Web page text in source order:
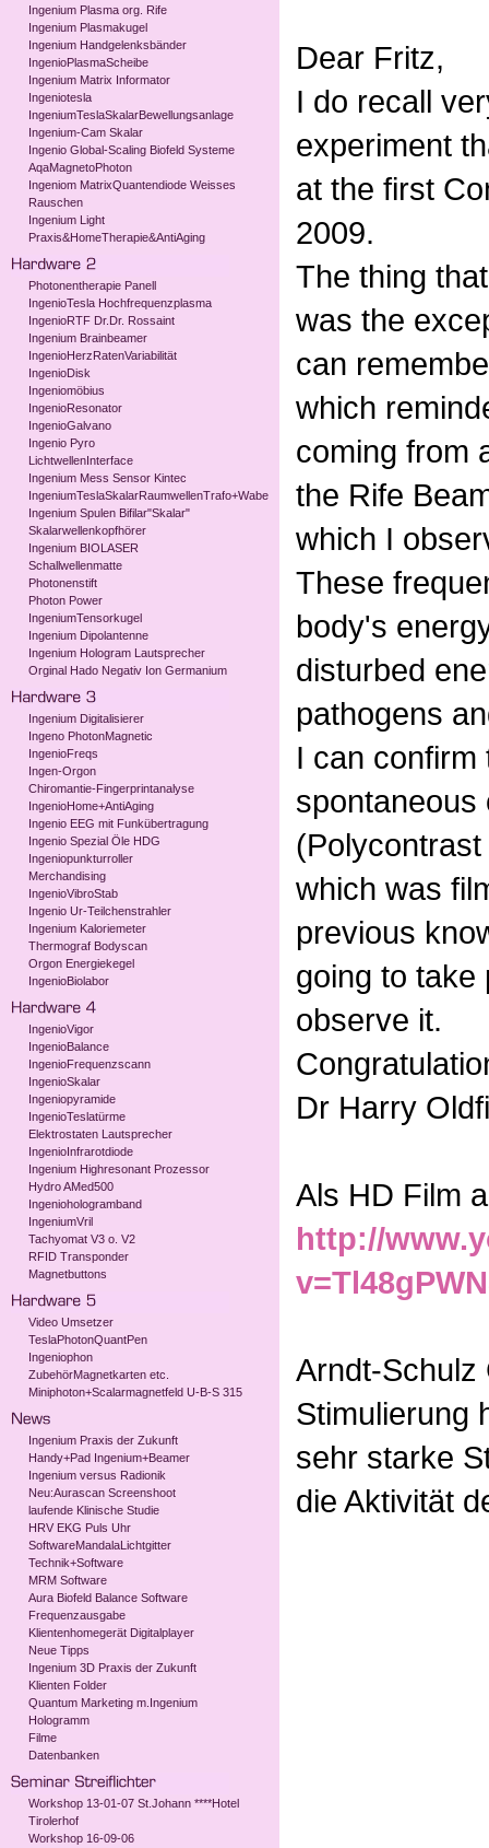
Ingenium Plasma org. Rife
Ingenium Plasmakugel
Ingenium Handgelenksbänder
IngenioPlasmaScheibe
Ingenium Matrix Informator
Ingeniotesla
IngeniumTeslaSkalarBewellungsanlage
Ingenium-Cam Skalar
Ingenio Global-Scaling Biofeld Systeme
AqaMagnetoPhoton
Ingeniom MatrixQuantendiode Weisses
Rauschen
Ingenium Light
Praxis&HomeTherapie&AntiAging
Photonentherapie Panell
IngenioTesla Hochfrequenzplasma
IngenioRTF Dr.Dr. Rossaint
Ingenium Brainbeamer
IngenioHerzRatenVariabilität
IngenioDisk
Ingeniomöbius
IngenioResonator
IngenioGalvano
Ingenio Pyro
LichtwellenInterface
Ingenium Mess Sensor Kintec
IngeniumTeslaSkalarRaumwellenTrafo+Wabe
Ingenium Spulen Bifilar"Skalar"
Skalarwellenkopfhörer
Ingenium BIOLASER
Schallwellenmatte
Photonenstift
Photon Power
IngeniumTensorkugel
Ingenium Dipolantenne
Ingenium Hologram Lautsprecher
Orginal Hado Negativ Ion Germanium
Ingenium Digitalisierer
Ingeno PhotonMagnetic
IngenioFreqs
Ingen-Orgon
Chiromantie-Fingerprintanalyse
IngenioHome+AntiAging
Ingenio EEG mit Funkübertragung
Ingenio Spezial Öle HDG
Ingeniopunkturroller
Merchandising
IngenioVibroStab
Ingenio Ur-Teilchenstrahler
Ingenium Kaloriemeter
Thermograf Bodyscan
Orgon Energiekegel
IngenioBiolabor
IngenioVigor
IngenioBalance
IngenioFrequenzscann
IngenioSkalar
Ingeniopyramide
IngenioTeslatürme
Elektrostaten Lautsprecher
IngenioInfrarotdiode
Ingenium Highresonant Prozessor
Hydro AMed500
Ingeniohologramband
IngeniumVril
Tachyomat V3 o. V2
RFID Transponder
Magnetbuttons
Video Umsetzer
TeslaPhotonQuantPen
Ingeniophon
ZubehörMagnetkarten etc.
Miniphoton+Scalarmagnetfeld U-B-S 315
Ingenium Praxis der Zukunft
Handy+Pad Ingenium+Beamer
Ingenium versus Radionik
Neu:Aurascan Screenshoot
laufende Klinische Studie
HRV EKG Puls Uhr
SoftwareMandalaLichtgitter
Technik+Software
MRM Software
Aura Biofeld Balance Software
Frequenzausgabe
Klientenhomegerät Digitalplayer
Neue Tipps
Ingenium 3D Praxis der Zukunft
Klienten Folder
Quantum Marketing m.Ingenium
Hologramm
Filme
Datenbanken
Workshop 13-01-07 St.Johann ****Hotel
Tirolerhof
Workshop 16-09-06
Dear Fritz,
I do recall
experiment
at the first
2009.
The thing
was the
can
which
coming from
the Rife
which I
These
body's
disturbed
pathogens
I can confirm
spontaneous
which was
previous
going to take
observe it.
Dr Harry
Als HD Film
http://
Arndt-Schulz
Stimulierung
sehr starke
die Aktivität